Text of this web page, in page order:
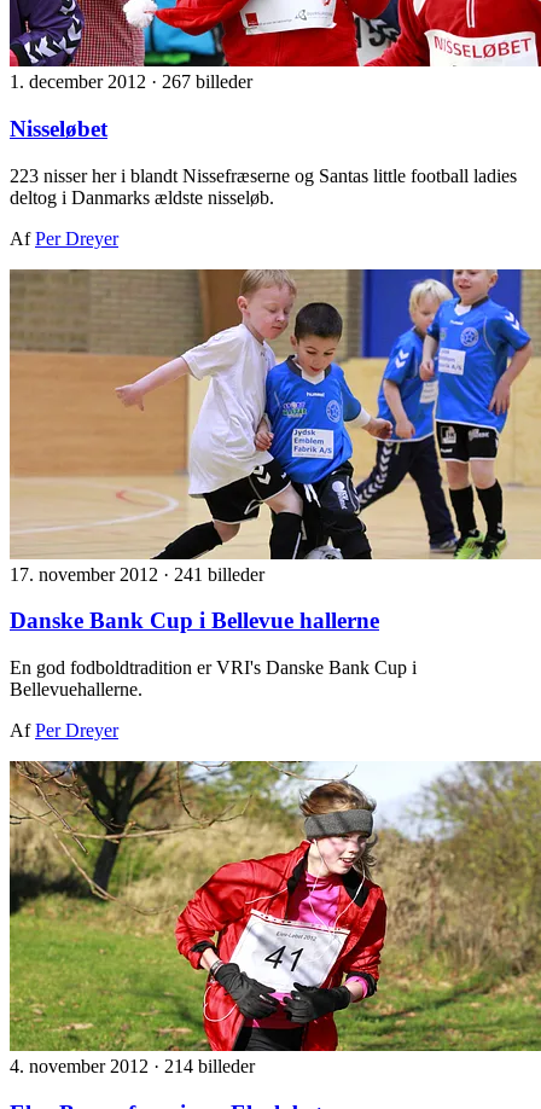
1. december 2012 · 267 billeder
Nisseløbet
223 nisser her i blandt Nissefræserne og Santas little football ladies
deltog i Danmarks ældste nisseløb.
AfPer Dreyer
17. november 2012 · 241 billeder
Danske Bank Cup i Bellevue hallerne
En god fodboldtradition er VRI's Danske Bank Cup i
Bellevuehallerne.
AfPer Dreyer
4. november 2012 · 214 billeder